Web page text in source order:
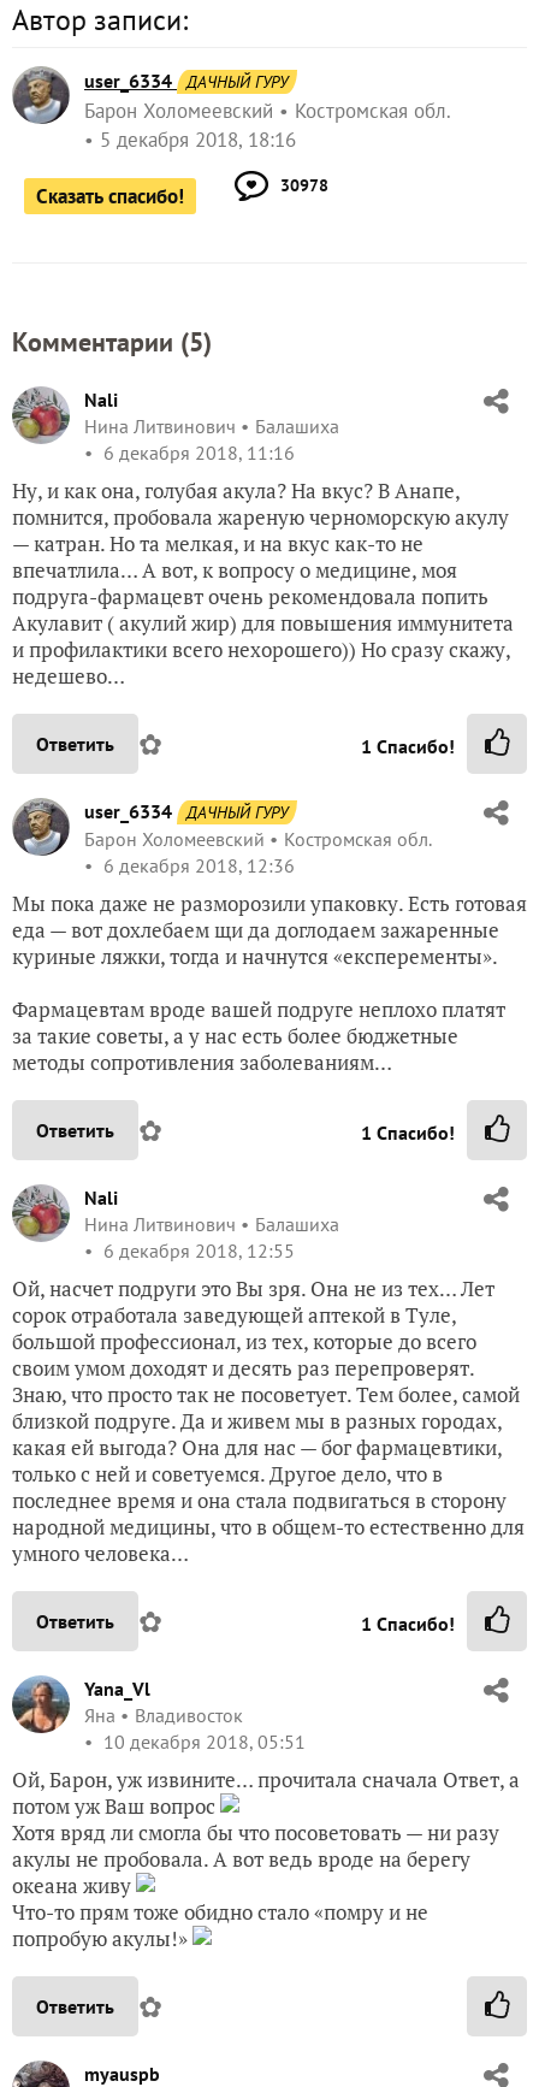
Автор записи:
user_6334 ДАЧНЫЙ ГУРУ
Барон Холомеевский
Костромская обл.
5 декабря 2018, 18:16
Сказать спасибо! 30978
Комментарии (5)
Nali
Нина Литвинович
Балашиха
6 декабря 2018, 11:16
Ну, и как она, голубая акула? На вкус? В Анапе,
помнится, пробовала жареную черноморскую акулу
— катран. Но та мелкая, и на вкус как-то не
впечатлила… А вот, к вопросу о медицине, моя
подруга-фармацевт очень рекомендовала попить
Акулавит ( акулий жир) для повышения иммунитета
и профилактики всего нехорошего)) Но сразу скажу,
недешево…
Ответить ✿ 1 Спасибо!
user_6334 ДАЧНЫЙ ГУРУ
Барон Холомеевский
Костромская обл.
6 декабря 2018, 12:36
Мы пока даже не разморозили упаковку. Есть готовая
еда — вот дохлебаем щи да доглодаем зажаренные
куриные ляжки, тогда и начнутся «експеременты».
Фармацевтам вроде вашей подруге неплохо платят
за такие советы, а у нас есть более бюджетные
методы сопротивления заболеваниям…
Ответить ✿ 1 Спасибо!
Nali
Нина Литвинович
Балашиха
6 декабря 2018, 12:55
Ой, насчет подруги это Вы зря. Она не из тех… Лет
сорок отработала заведующей аптекой в Туле,
большой профессионал, из тех, которые до всего
своим умом доходят и десять раз перепроверят.
Знаю, что просто так не посоветует. Тем более, самой
близкой подруге. Да и живем мы в разных городах,
какая ей выгода? Она для нас — бог фармацевтики,
только с ней и советуемся. Другое дело, что в
последнее время и она стала подвигаться в сторону
народной медицины, что в общем-то естественно для
умного человека…
Ответить ✿ 1 Спасибо!
Yana_Vl
Яна
Владивосток
10 декабря 2018, 05:51
Ой, Барон, уж извините… прочитала сначала Ответ, а
потом уж Ваш вопрос
Хотя вряд ли смогла бы что посоветовать — ни разу
акулы не пробовала. А вот ведь вроде на берегу
океана живу
Что-то прям тоже обидно стало «помру и не
попробую акулы!»
Ответить ✿
myauspb